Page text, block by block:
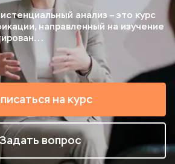
анализ – это курс
направленный на изучение
на курс
Задать вопрос